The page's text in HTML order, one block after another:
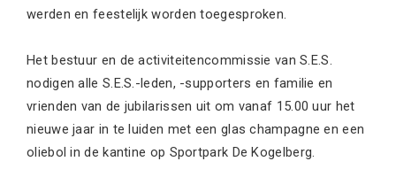
werden en feestelijk worden toegesproken.
Het bestuur en de activiteitencommissie van S.E.S.
nodigen alle S.E.S.-leden, -supporters en familie en
vrienden van de jubilarissen uit om vanaf 15.00 uur het
nieuwe jaar in te luiden met een glas champagne en een
oliebol in de kantine op Sportpark De Kogelberg.